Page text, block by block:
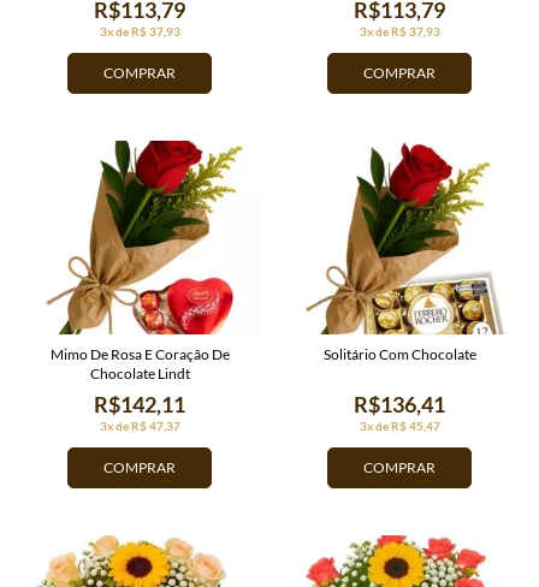
COMPRAR
3x de R$ 37,93
R$113,79
COMPRAR
3x de R$ 37,93
R$113,79
COMPRAR
3x de R$ 47,37
R$142,11
Mimo De Rosa E Coração De
Chocolate Lindt
COMPRAR
3x de R$ 45,47
R$136,41
Solitário Com Chocolate